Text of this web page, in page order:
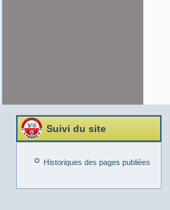
Suivi du site
Historiques des pages publiées